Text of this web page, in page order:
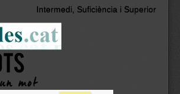
Intermedi, Suficiència i Superior